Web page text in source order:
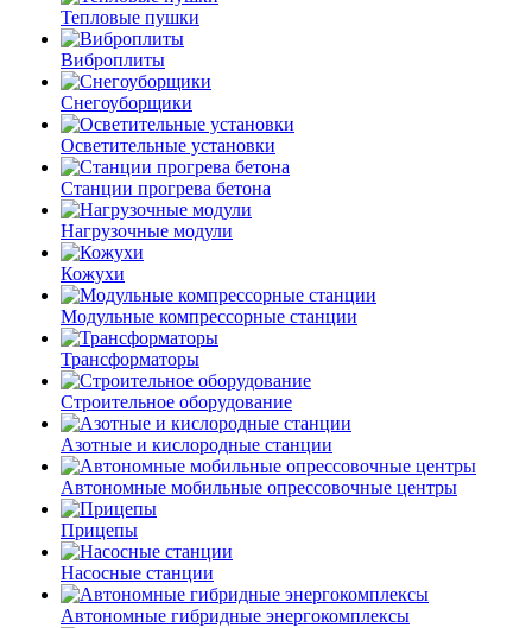
Тепловые пушки
Виброплиты
Снегоуборщики
Осветительные установки
Станции прогрева бетона
Нагрузочные модули
Кожухи
Модульные компрессорные станции
Трансформаторы
Строительное оборудование
Азотные и кислородные станции
Автономные мобильные опрессовочные центры
Прицепы
Насосные станции
Автономные гибридные энергокомплексы